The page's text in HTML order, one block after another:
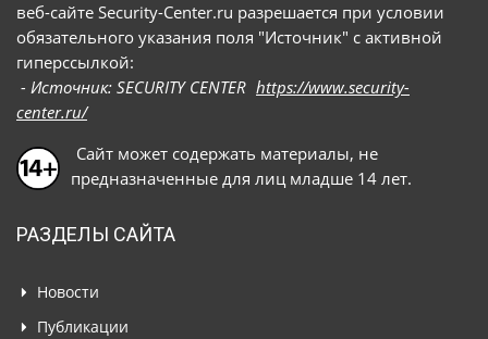
веб-сайте Security-Center.ru разрешается при условии
обязательного указания поля "Источник" с активной
гиперссылкой:
- Источник: SECURITY CENTER https://www.security-
center.ru/
Сайт может содержать материалы, не
предназначенные для лиц младше 14 лет.
РАЗДЕЛЫ САЙТА
Новости
Публикации